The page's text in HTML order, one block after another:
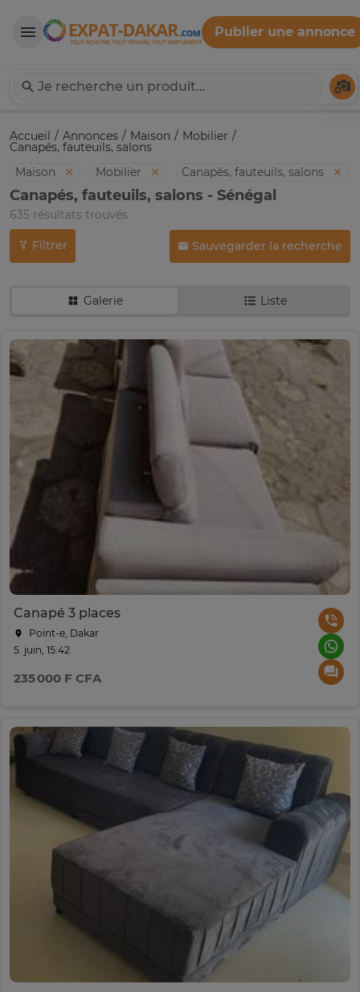
Expat-Dakar
Publier une annonce
Accueil Annonces Maison Mobilier
Canapés, fauteuils, salons
Maison
Mobilier Canapés, fauteuils, salons
Canapés, fauteuils, salons - Sénégal
635 résultats trouvés
Filtrer Sauvegarder la recherche
Galerie Liste
Canapé 3 places
Point-e, Dakar
5. juin, 15:42
235 000 F CFA